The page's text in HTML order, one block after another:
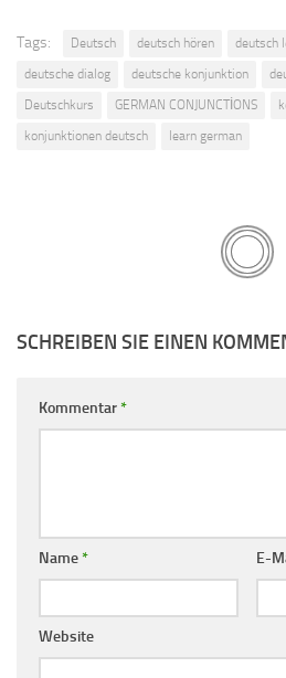
Tags: Deutsch deutsch hören deutsch
deutsche dialog
deutsche konjunktion
Deutschkurs
GERMAN CONJUNCTİONS
konjunktionen deutsch
learn german
SCHREIBEN SIE EINEN
Kommentar*
Name* E-
Website